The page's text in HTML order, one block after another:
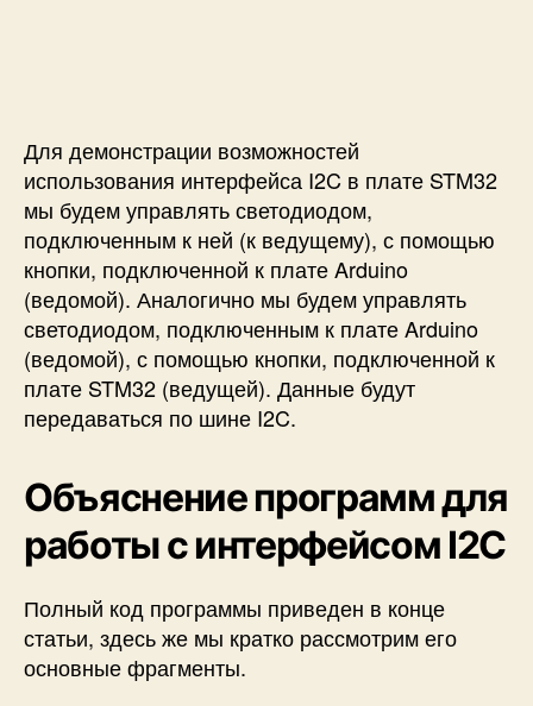
Для демонстрации возможностей
использования интерфейса I2C в плате STM32
мы будем управлять светодиодом,
подключенным к ней (к ведущему), с помощью
кнопки, подключенной к плате Arduino
(ведомой). Аналогично мы будем управлять
светодиодом, подключенным к плате Arduino
(ведомой), с помощью кнопки, подключенной к
плате STM32 (ведущей). Данные будут
передаваться по шине I2C.
Объяснение программ для
работы с интерфейсом I2C
Полный код программы приведен в конце
статьи, здесь же мы кратко рассмотрим его
основные фрагменты.